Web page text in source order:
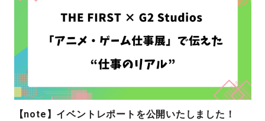
【note】イベントレポートを公開いたしました！